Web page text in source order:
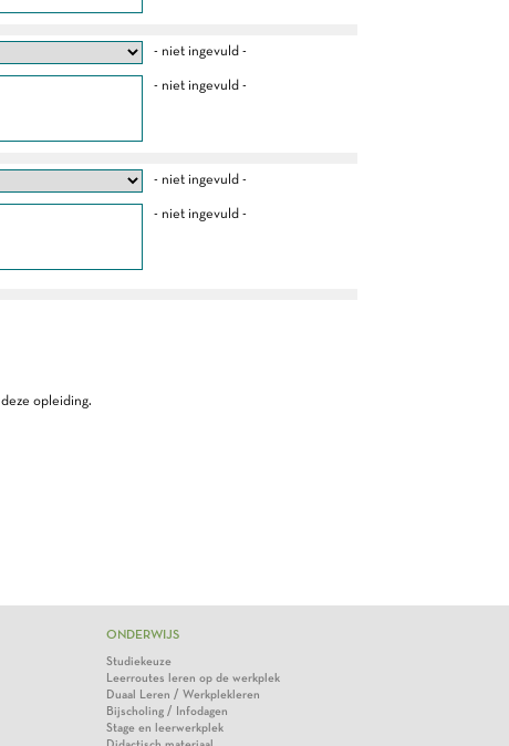
- niet ingevuld -
- niet ingevuld -
- niet ingevuld -
- niet ingevuld -
opleiding.
ONDERWIJS
Studiekeuze
Leerroutes leren op de werkplek
Duaal Leren / Werkplekleren
Bijscholing / Infodagen
Stage en leerwerkplek